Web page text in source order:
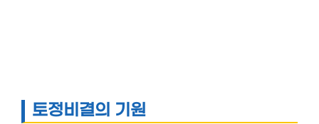
토정비결의 기원